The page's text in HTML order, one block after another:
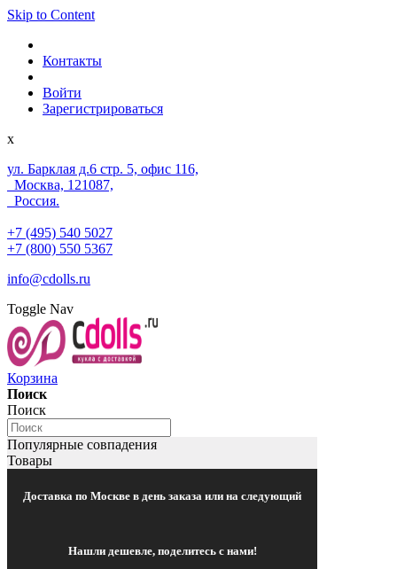
Skip to Content
Контакты
Войти
Зарегистрироваться
x
ул. Барклая д.6 стр. 5, офис 116,
Москва, 121087,
Россия.
+7 (495) 540 5027
+7 (800) 550 5367
info@cdolls.ru
Toggle Nav
Корзина
Поиск
Поиск
Популярные совпадения
Товары
Доставка по Москве в день заказа или на следующий
Нашли дешевле, поделитесь с нами!